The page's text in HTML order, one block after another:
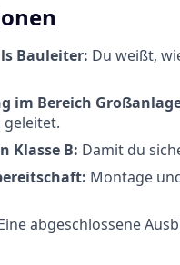
Bauleiter: Du weißt,
im Bereich
Klasse B: Damit du
Montage
abgeschlossene